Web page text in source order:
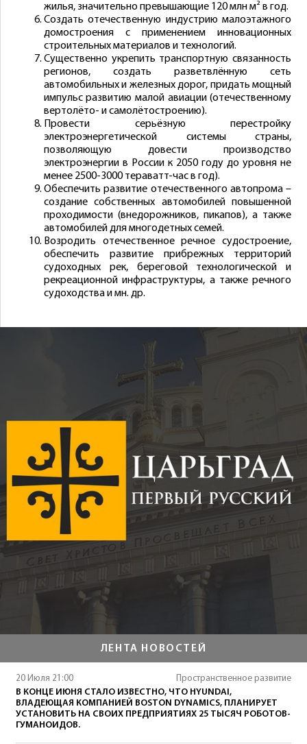
ЛЕНТА НОВОСТЕЙ
20 Июля 21:00
Пространственное развитие
В КОНЦЕ ИЮНЯ СТАЛО ИЗВЕСТНО, ЧТО HYUNDAI,
ВЛАДЕЮЩАЯ КОМПАНИЕЙ BOSTON DYNAMICS, ПЛАНИРУЕТ
УСТАНОВИТЬ НА СВОИХ ПРЕДПРИЯТИЯХ 25 ТЫСЯЧ РОБОТОВ-
ГУМАНОИДОВ.
жилья, значительно превышающие 120 млн м² в год.
Создать отечественную индустрию малоэтажного
домостроения с применением инновационных
строительных материалов и технологий.
Существенно укрепить транспортную связанность
регионов, создать разветвлённую сеть
автомобильных и железных дорог, придать мощный
импульс развитию малой авиации (отечественному
вертолёто- и самолётостроению).
Провести серьёзную перестройку
электроэнергетической системы страны,
позволяющую довести производство
электроэнергии в России к 2050 году до уровня не
менее 2500-3000 тераватт-час в год).
Обеспечить развитие отечественного автопрома –
создание собственных автомобилей повышенной
проходимости (внедорожников, пикапов), а также
автомобилей для многодетных семей.
Возродить отечественное речное судостроение,
обеспечить развитие прибрежных территорий
судоходных рек, береговой технологической и
рекреационной инфраструктуры, а также речного
судоходства и мн. др.